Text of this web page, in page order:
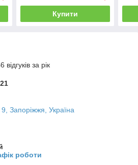
Купити
за рік
Запоріжжя, Україна
роботи